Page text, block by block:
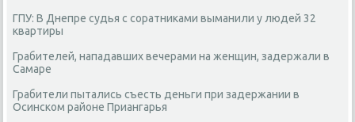
ГПУ: В Днепре судья с соратниками выманили у людей 32
квартиры
Грабителей, нападавших вечерами на женщин, задержали в
Самаре
Грабители пытались съесть деньги при задержании в
Осинском районе Приангарья